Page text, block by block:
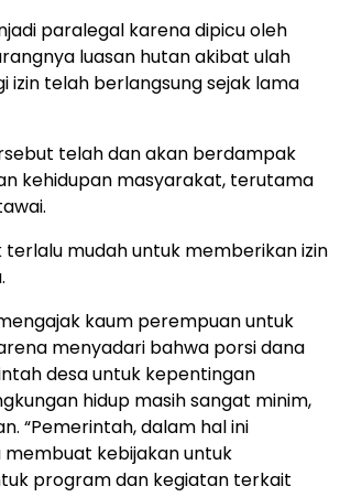
paralegal karena dipicu oleh
luasan hutan akibat ulah
izin telah berlangsung sejak lama
telah dan akan berdampak
kehidupan masyarakat, terutama
mudah untuk memberikan izin
kaum perempuan untuk
menyadari bahwa porsi dana
desa untuk kepentingan
hidup masih sangat minim,
“Pemerintah, dalam hal ini
membuat kebijakan untuk
program dan kegiatan terkait